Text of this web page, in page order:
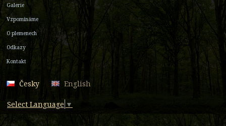
Galerie
Vzpomínáme
O plemenech
Odkazy
Kontakt
Česky English
Select Language ▼